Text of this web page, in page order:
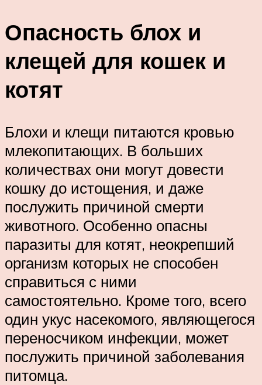
Опасность блох и
клещей для кошек и
котят
Блохи и клещи питаются кровью
млекопитающих. В больших
количествах они могут довести
кошку до истощения, и даже
послужить причиной смерти
животного. Особенно опасны
паразиты для котят, неокрепший
организм которых не способен
справиться с ними
самостоятельно. Кроме того, всего
один укус насекомого, являющегося
переносчиком инфекции, может
послужить причиной заболевания
питомца.